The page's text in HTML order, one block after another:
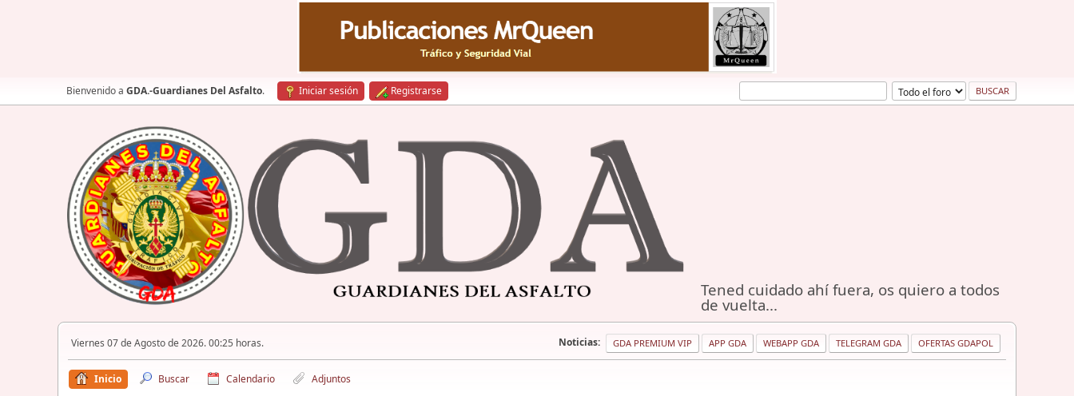
Bienvenido a GDA.-Guardianes Del Asfalto. Iniciar sesión Registrarse
Tened cuidado ahí fuera, os quiero a todos
de vuelta...
Viernes 07 de Agosto de 2026. 00:25 horas. Noticias: GDA PREMIUM VIP APP GDA WEBAPP GDA TELEGRAM GDA OFERTAS GDAPOL
Inicio Buscar Calendario Adjuntos